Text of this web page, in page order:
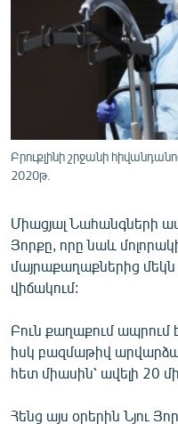
ՄԻՋԱԶԳԱՅԻՆ
ՄՇԱԿՈՒՅԹ
ՄԵԿՆԱԲԱՆՈՒԹՅՈՒՆ
ՏՏ ԵՒ ԻՆՏԵՐՆԵՏ
ԿՈՐՈՆԱՎԻՐՈՒՍ
ՏԵՍԱՆՅՈՒԹԵՐ
ԲԱՆԱՎԵՃ
ՓՈԴՔԱՍԹ
Հայերեն
English
Բրուքլինի շրջանի
2020թ.
Միացյալ Նահանգների
Յորքը, որը նաև
մայրաքաղաքներից մեկն
վիճակում:
Բուն քաղաքում ապրում
իսկ բազմաթիվ
հետ միասին՝ ավելի 20
Հենց այս օրերին Նյու